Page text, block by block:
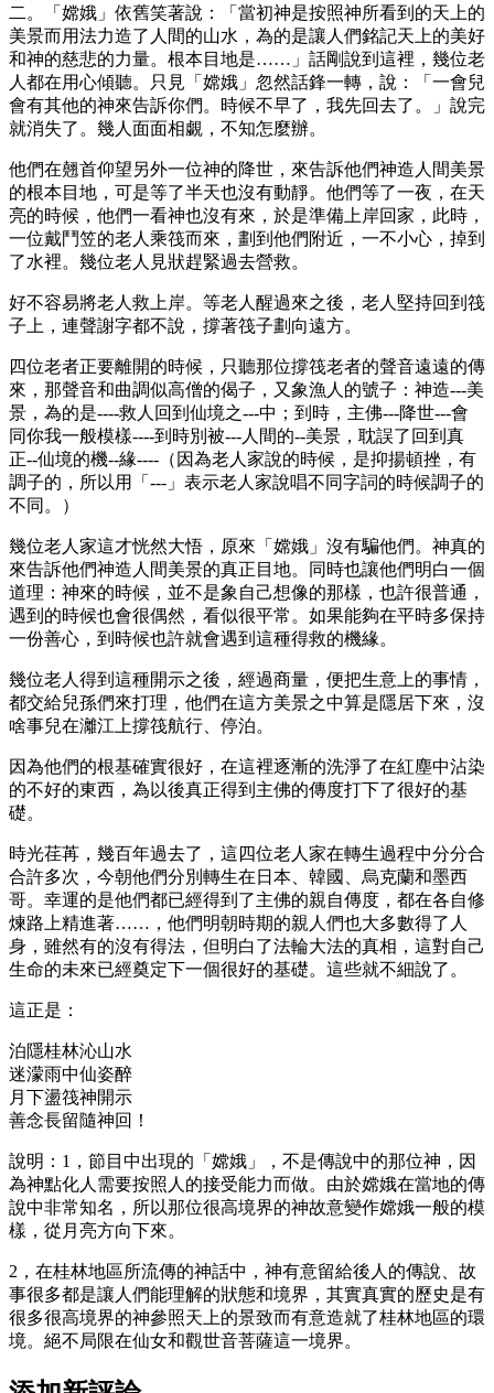
二。「嫦娥」依舊笑著說：「當初神是按照神所看到的天上的
美景而用法力造了人間的山水，為的是讓人們銘記天上的美好
和神的慈悲的力量。根本目地是……」話剛說到這裡，幾位老
人都在用心傾聽。只見「嫦娥」忽然話鋒一轉，說：「一會兒
會有其他的神來告訴你們。時候不早了，我先回去了。」說完
就消失了。幾人面面相覷，不知怎麼辦。
他們在翹首仰望另外一位神的降世，來告訴他們神造人間美景
的根本目地，可是等了半天也沒有動靜。他們等了一夜，在天
亮的時候，他們一看神也沒有來，於是準備上岸回家，此時，
一位戴鬥笠的老人乘筏而來，劃到他們附近，一不小心，掉到
了水裡。幾位老人見狀趕緊過去營救。
好不容易將老人救上岸。等老人醒過來之後，老人堅持回到筏
子上，連聲謝字都不說，撐著筏子劃向遠方。
四位老者正要離開的時候，只聽那位撐筏老者的聲音遠遠的傳
來，那聲音和曲調似高僧的偈子，又象漁人的號子：神造---美
景，為的是----救人回到仙境之---中；到時，主佛---降世---會
同你我一般模樣----到時別被---人間的--美景，耽誤了回到真
正--仙境的機--緣----（因為老人家說的時候，是抑揚頓挫，有
調子的，所以用「---」表示老人家說唱不同字詞的時候調子的
不同。）
幾位老人家這才恍然大悟，原來「嫦娥」沒有騙他們。神真的
來告訴他們神造人間美景的真正目地。同時也讓他們明白一個
道理：神來的時候，並不是象自己想像的那樣，也許很普通，
遇到的時候也會很偶然，看似很平常。如果能夠在平時多保持
一份善心，到時候也許就會遇到這種得救的機緣。
幾位老人得到這種開示之後，經過商量，便把生意上的事情，
都交給兒孫們來打理，他們在這方美景之中算是隱居下來，沒
啥事兒在灕江上撐筏航行、停泊。
因為他們的根基確實很好，在這裡逐漸的洗淨了在紅塵中沾染
的不好的東西，為以後真正得到主佛的傳度打下了很好的基
礎。
時光荏苒，幾百年過去了，這四位老人家在轉生過程中分分合
合許多次，今朝他們分別轉生在日本、韓國、烏克蘭和墨西
哥。幸運的是他們都已經得到了主佛的親自傳度，都在各自修
煉路上精進著……，他們明朝時期的親人們也大多數得了人
身，雖然有的沒有得法，但明白了法輪大法的真相，這對自己
生命的未來已經奠定下一個很好的基礎。這些就不細說了。
這正是：
泊隱桂林沁山水
迷濛雨中仙姿醉
月下盪筏神開示
善念長留隨神回！
說明：1，節目中出現的「嫦娥」，不是傳說中的那位神，因
為神點化人需要按照人的接受能力而做。由於嫦娥在當地的傳
說中非常知名，所以那位很高境界的神故意變作嫦娥一般的模
樣，從月亮方向下來。
2，在桂林地區所流傳的神話中，神有意留給後人的傳說、故
事很多都是讓人們能理解的狀態和境界，其實真實的歷史是有
很多很高境界的神參照天上的景致而有意造就了桂林地區的環
境。絕不局限在仙女和觀世音菩薩這一境界。